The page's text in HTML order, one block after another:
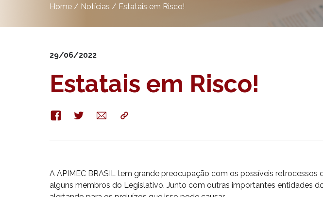
Home / Notícias / Estatais em Risco!
29/06/2022
Estatais em Risco!
FacebookTwitterE-
mail
Copy
A APIMEC BRASIL tem grande preocupação com os possíveis
alguns membros do Legislativo. Junto com outras importantes entidades